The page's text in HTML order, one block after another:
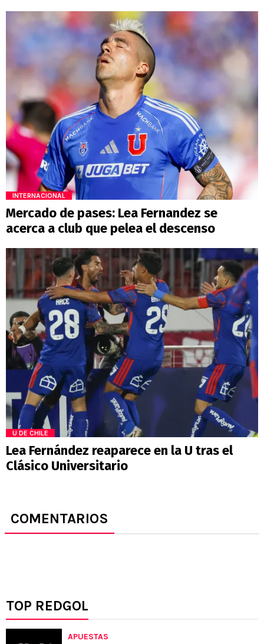
INTERNACIONAL
Mercado de pases: Lea Fernandez se
acerca a club que pelea el descenso
U DE CHILE
Lea Fernández reaparece en la U tras el
Clásico Universitario
COMENTARIOS
TOP REDGOL
APUESTAS